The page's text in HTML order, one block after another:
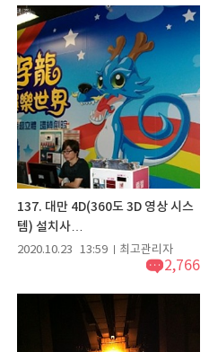
137. 대만 4D(360도 3D 영상 시스
템) 설치사…
2020.10.23 13:59 최고관리자
2,766